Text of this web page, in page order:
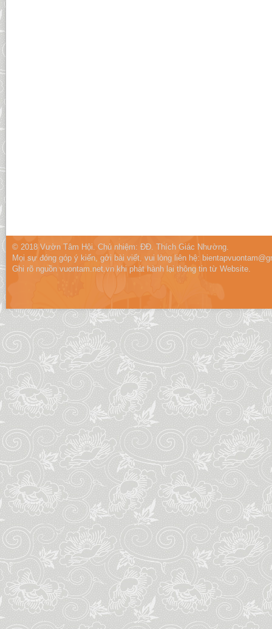
© 2018 Vườn Tâm Hội. Chủ nhiệm: ĐĐ. Thích Giác Nhường.
Mọi sự đóng góp ý kiến, gởi bài viết, vui lòng liên hệ:
Ghi rõ nguồn vuontam.net.vn khi phát hành lại thông tin từ Website.